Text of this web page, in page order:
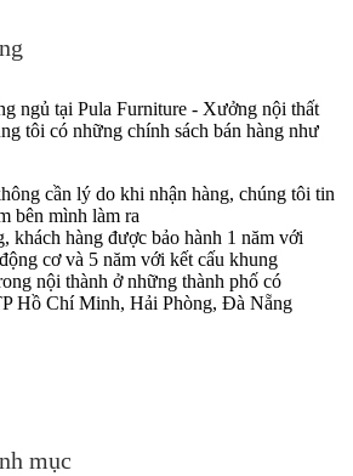
ngủ tại Pula Furniture - Xưởng nội thất
tôi có những chính sách bán hàng như
cần lý do khi nhận hàng, chúng tôi tin
bên mình làm ra
khách hàng được bảo hành 1 năm với
cơ và 5 năm với kết cấu khung
nội thành ở những thành phố có
Hồ Chí Minh, Hải Phòng, Đà Nẵng
mục